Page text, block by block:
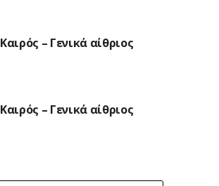
Καιρός – Γενικά αίθριος
Καιρός – Γενικά αίθριος